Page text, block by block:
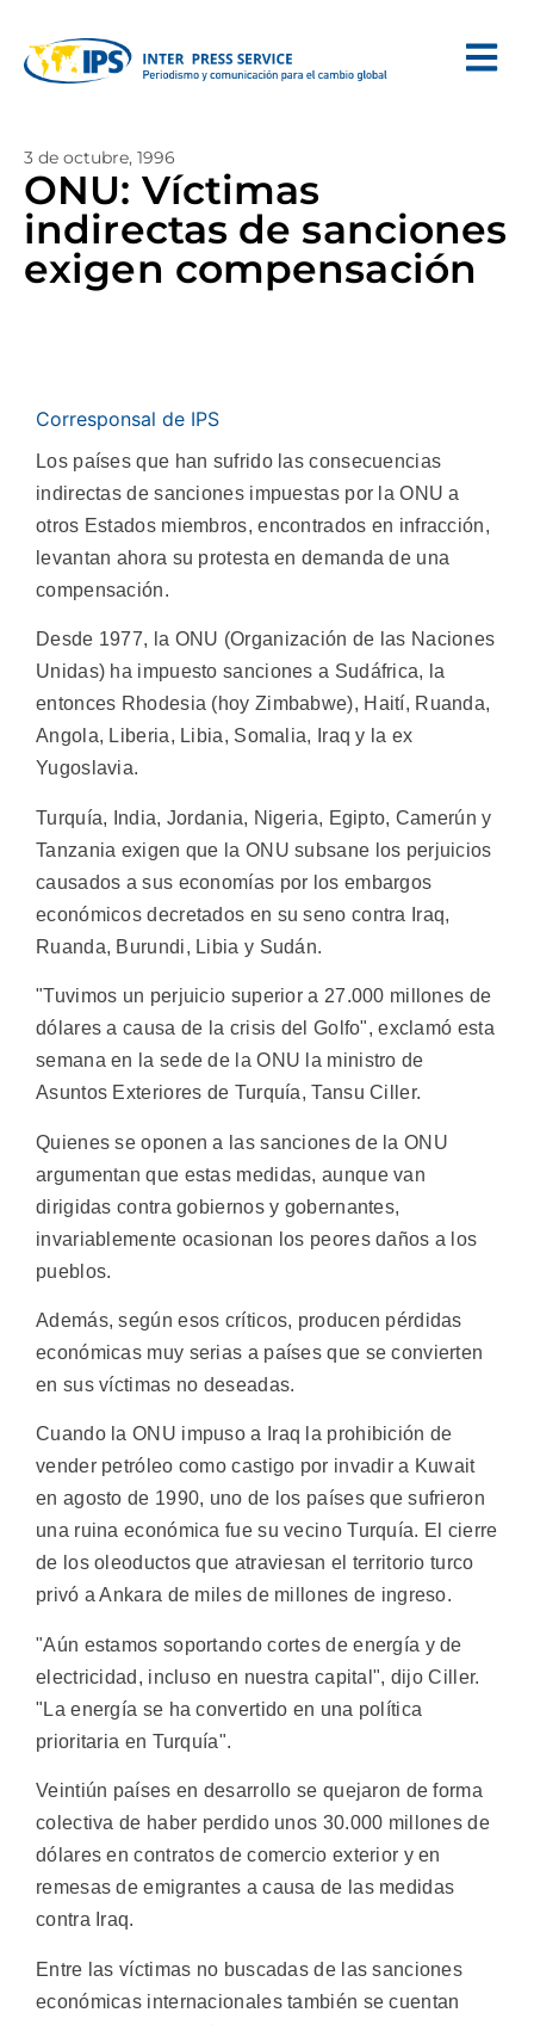
3 de octubre, 1996
ONU: Víctimas
indirectas de sanciones
exigen compensación
Corresponsal de IPS
Los países que han sufrido las consecuencias
indirectas de sanciones impuestas por la ONU a
otros Estados miembros, encontrados en infracción,
levantan ahora su protesta en demanda de una
compensación.
Desde 1977, la ONU (Organización de las Naciones
Unidas) ha impuesto sanciones a Sudáfrica, la
entonces Rhodesia (hoy Zimbabwe), Haití, Ruanda,
Angola, Liberia, Libia, Somalia, Iraq y la ex
Yugoslavia.
Turquía, India, Jordania, Nigeria, Egipto, Camerún y
Tanzania exigen que la ONU subsane los perjuicios
causados a sus economías por los embargos
económicos decretados en su seno contra Iraq,
Ruanda, Burundi, Libia y Sudán.
"Tuvimos un perjuicio superior a 27.000 millones de
dólares a causa de la crisis del Golfo", exclamó esta
semana en la sede de la ONU la ministro de
Asuntos Exteriores de Turquía, Tansu Ciller.
Quienes se oponen a las sanciones de la ONU
argumentan que estas medidas, aunque van
dirigidas contra gobiernos y gobernantes,
invariablemente ocasionan los peores daños a los
pueblos.
Además, según esos críticos, producen pérdidas
económicas muy serias a países que se convierten
en sus víctimas no deseadas.
Cuando la ONU impuso a Iraq la prohibición de
vender petróleo como castigo por invadir a Kuwait
en agosto de 1990, uno de los países que sufrieron
una ruina económica fue su vecino Turquía. El cierre
de los oleoductos que atraviesan el territorio turco
privó a Ankara de miles de millones de ingreso.
"Aún estamos soportando cortes de energía y de
electricidad, incluso en nuestra capital", dijo Ciller.
"La energía se ha convertido en una política
prioritaria en Turquía".
Veintiún países en desarrollo se quejaron de forma
colectiva de haber perdido unos 30.000 millones de
dólares en contratos de comercio exterior y en
remesas de emigrantes a causa de las medidas
contra Iraq.
Entre las víctimas no buscadas de las sanciones
económicas internacionales también se cuentan